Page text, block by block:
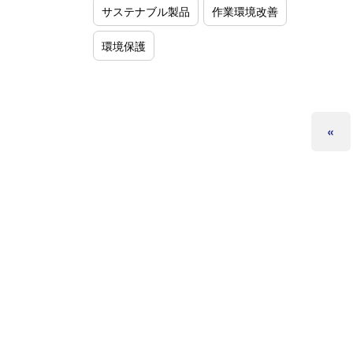
サステナブル製品 作業環境改善
環境保護
«